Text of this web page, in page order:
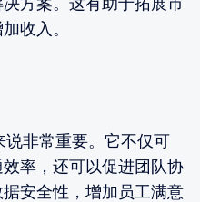
收入。
非常重要。它不仅可
率，还可以促进团队协
安全性，增加员工满意